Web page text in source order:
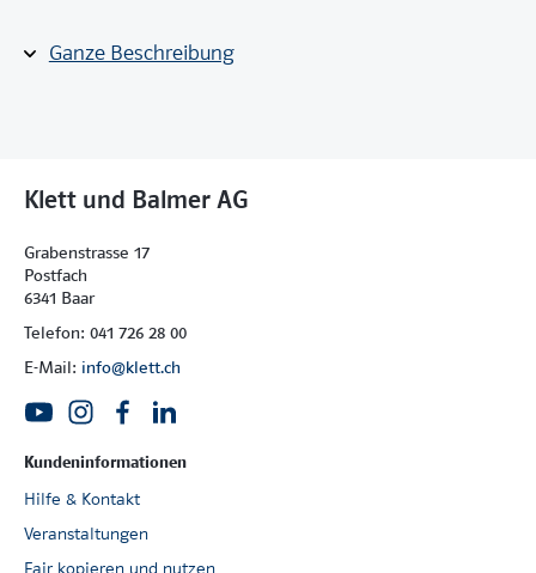
Ganze Beschreibung
den unterschiedlichen Textsorten ankommt.
Die Erzählung
Der Bericht
Der Vortrag
Die Erörterung
Der Brief
Verse und Gedichte
Die Internet-Recherche
Klett und Balmer AG
Grabenstrasse 17
Postfach
6341 Baar
Telefon: 041 726 28 00
E-Mail: info@klett.ch
Kundeninformationen
Hilfe & Kontakt
Veranstaltungen
Fair kopieren und nutzen